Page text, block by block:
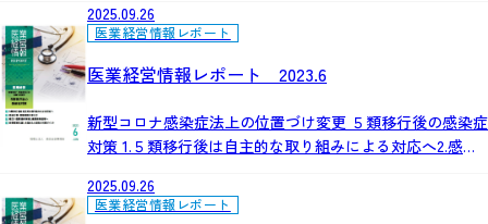
費課税の改正
2025.09.26
医業経営情報レポート
医業経営情報レポート 2023.6
新型コロナ感染症法上の位置づけ変更 ５類移行後の感染症
対策 1.５類移行後は自主的な取り組みによる対応へ2.感染
適用へ4.診療報酬見直しを踏まえた自院の対策ポイント
2025.09.26
医業経営情報レポート